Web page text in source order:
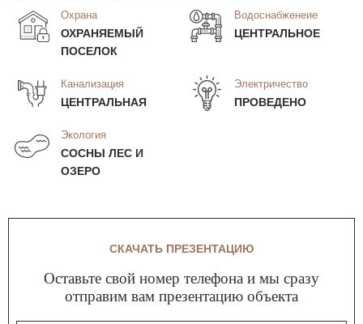
Охрана
ОХРАНЯЕМЫЙ
ПОСЕЛОК
Водоснабженеие
ЦЕНТРАЛЬНОЕ
Канализация
ЦЕНТРАЛЬНАЯ
Электричество
ПРОВЕДЕНО
Экология
СОСНЫ ЛЕС И
ОЗЕРО
СКАЧАТЬ ПРЕЗЕНТАЦИЮ
Оставьте свой номер телефона и мы сразу
отправим вам презентацию объекта